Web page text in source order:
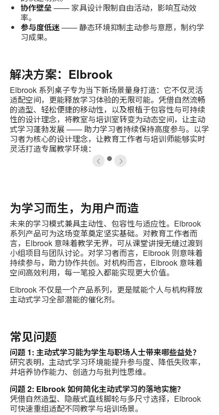
协作壁垒—— 家具设计限制自由活动，影响互动效
率。
参与度低迷—— 静态环境抑制主动参与意愿，制约学
习成果。
解决方案：Elbrook
Elbrook 系列桌子专为当下新场景量身打造：它不仅灵活
适配空间，更能释放学习体验的无限可能。凭借自然流畅
的造型、轻松便捷的移动性，以及根植于包容性与可持续
性的设计理念，将教室与培训室转变为动态空间，让主动
式学习蓬勃发展 —— 助力学习者持续保持高度参与。以学
习者为核心的设计理念，让教育工作者与培训师能够实时
灵活打造专属教学环境：
1
为学习而生，为用户而造
未来的学习模式兼具主动性、包容性与适应性。Elbrook
系列产品可为这场变革奠定坚实基础。对教育工作者而
言，Elbrook 意味着教学无界，可从课堂讲授无缝过渡到
小组项目与团队讨论。对学习者而言，Elbrook 则意味着
持续参与，助力协作共创。对机构而言，Elbrook 意味着
空间高效利用，每一笔投入都能实现更大价值。
Elbrook 不仅是一个产品系列，更是赋能个人与机构释放
主动式学习全部潜能的催化剂。
常见问题
问题 1: 主动式学习能为学生与职场人士带来哪些益处？
研究表明，主动式学习环境能提升参与度、降低失败率，
并培养协作能力、创造力与批判性思维。
问题 2: Elbrook 如何简化主动式学习的落地实施？
凭借自然造型、隐蔽式直线脚轮与多尺寸选择，Elbrook
可快速重组适配不同教学与培训场景。